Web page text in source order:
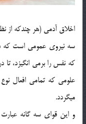
اخلاق آدمي (هر چندكه از
سه نيروي عمومي است كه
كه نفس را برمي انگيزد،
علومي كه تمامي افعال
ميگردد.
و اين قواي سه گانه